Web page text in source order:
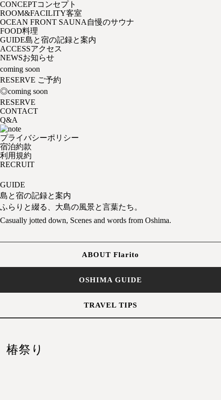
CONCEPTコンセプト
ROOM&FACILITY客室
OCEAN FRONT SAUNA 自慢のサウナ
FOOD料理
GUIDE島と宿の記録と案内
ACCESSアクセス
NEWSお知らせ
coming soon
RESERVE ご予約
◎coming soon
RESERVE
CONTACT
Q&A
プライバシーポリシー
宿泊約款
利用規約
RECRUIT
GUIDE
島と宿の記録と案内
ふらりと綴る、大島の風景と言葉たち。
Casually jotted down, Scenes and words from Oshima.
ABOUT Flarito
OSHIMA GUIDE
TRAVEL TIPS
椿祭り